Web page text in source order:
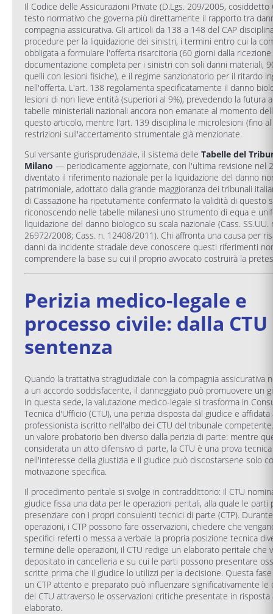
Il Codice delle Assicurazioni Private (D.Lgs. 209/2005, cosiddetto
testo normativo che governa più direttamente il rapporto tra
compagnia assicurativa. Gli articoli da 138 a 148 del CAP
procedure per la liquidazione dei sinistri, i termini entro cui la
obbligata a formulare l'offerta risarcitoria (60 giorni dalla
documentazione completa per i sinistri con soli danni materiali,
quelli con lesioni fisiche), e il regime sanzionatorio per il ritardo
nell'offerta. L'art. 138 regolamenta specificatamente il danno
lesioni di non lieve entità (superiori al 9%), prevedendo la futura
tabelle ministeriali nazionali ancora non emanate al momento
questo articolo, mentre l'art. 139 disciplina le microlesioni (fino al
restrizioni sull'accertamento strumentale già menzionate.
Sul versante giurisprudenziale, il sistema delle Tabelle del
Milano — periodicamente aggiornate, con l'ultima revisione nel
diventato il riferimento nazionale per la liquidazione del danno
patrimoniale, adottato dalla grande maggioranza dei tribunali
di Cassazione ha ripetutamente confermato la validità di questo
riconoscendo nelle tabelle milanesi uno strumento di equa e
liquidazione del danno biologico su scala nazionale (Cass. SS.UU.
26972/2008; Cass. n. 12408/2011). Chi affronta una causa per
danni da incidente stradale deve conoscere questi riferimenti
comprendere la base su cui il proprio avvocato costruirà la
Perizia medico-legale e
processo civile: dalla
sentenza
Quando la trattativa stragiudiziale con la compagnia assicurativa
a un accordo soddisfacente, il danneggiato può promuovere un
In questa sede, la valutazione medico-legale si trasforma in
Tecnica d'Ufficio (CTU), una perizia disposta dal giudice e affidata
professionista iscritto nell'albo dei CTU del tribunale
un valore probatorio ben diverso dalla perizia di parte: mentre
considerata un atto difensivo di parte, la CTU è una prova
nell'interesse della giustizia e il giudice può discostarsene solo
motivazione specifica.
Il procedimento peritale si svolge in contraddittorio: il CTU
giudice fissa una data per le operazioni peritali, alla quale le parti
presenziare con i propri consulenti tecnici di parte (CTP).
operazioni, i CTP possono fare osservazioni, chiedere che
specifici referti o messa a verbale la propria posizione tecnica
termine delle operazioni, il CTU redige un elaborato peritale che
depositato in cancelleria e su cui le parti possono presentare
scritte prima che il giudice lo utilizzi per la decisione. Questa
un CTP attento e preparato può influenzare significativamente le
del CTU attraverso le osservazioni critiche presentate in risposta
elaborato.